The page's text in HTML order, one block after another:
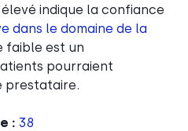
élevé indique la confiance
dans le domaine de la
faible est un
pourraient
prestataire.
: 38